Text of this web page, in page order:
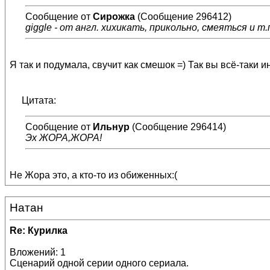
Сообщение от Сирожка (Сообщение 296412)
giggle - от англ. хихикать, прикольно, смеяться и
Я так и подумала, свучит как смешок =) Так вы всё-таки
Цитата:
Сообщение от Ильнур (Сообщение 296414)
Эх ЖОРА,ЖОРА!
Не Жора это, а кто-то из обиженных:(
Натан
Re: Курилка
Вложений: 1
Сценарий одной серии одного сериала.